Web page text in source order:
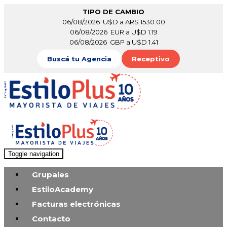
TIPO DE CAMBIO
06/08/2026 U$D a ARS 1530.00
06/08/2026 EUR a U$D 1.19
06/08/2026 GBP a U$D 1.41
Buscá tu Agencia Receptivo
Toggle navigation
Grupales
EstiloAcademy
Facturas electrónicas
Contacto